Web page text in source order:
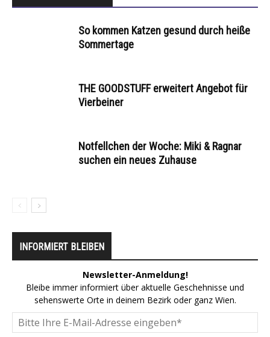
So kommen Katzen gesund durch heiße
Sommertage
THE GOODSTUFF erweitert Angebot für
Vierbeiner
Notfellchen der Woche: Miki & Ragnar
suchen ein neues Zuhause
INFORMIERT BLEIBEN
Newsletter-Anmeldung!
Bleibe immer informiert über aktuelle Geschehnisse und
sehenswerte Orte in deinem Bezirk oder ganz Wien.